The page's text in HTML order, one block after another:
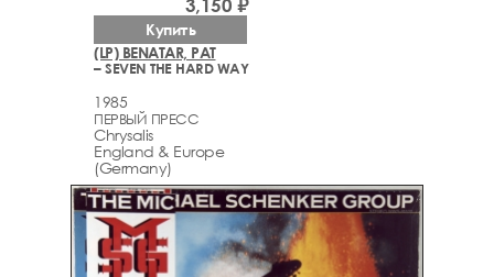
(LP) BENATAR, PAT
– SEVEN THE HARD WAY
1985
ПЕРВЫЙ ПРЕСС
Chrysalis
England & Europe
(Germany)
Купить